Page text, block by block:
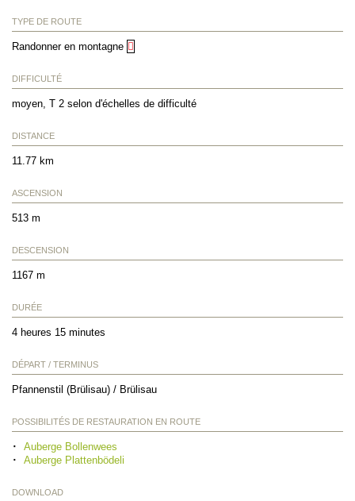
TYPE DE ROUTE
Randonner en montagne
DIFFICULTÉ
moyen, T 2 selon d'échelles de difficulté
DISTANCE
11.77 km
ASCENSION
513 m
DESCENSION
1167 m
DURÉE
4 heures 15 minutes
DÉPART / TERMINUS
Pfannenstil (Brülisau) / Brülisau
POSSIBILITÉS DE RESTAURATION EN ROUTE
Auberge Bollenwees
Auberge Plattenbödeli
DOWNLOAD